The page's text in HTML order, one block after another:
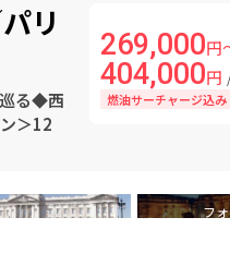
リ
る◆西
＞12
269,000円
404,000円
燃油サーチャージ込み
フ